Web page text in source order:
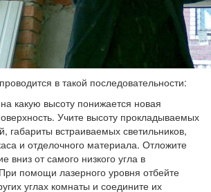
в такой последовательности:
какую высоту понижается новая
Учите высоту прокладываемых
габариты встраиваемых светильников,
и отделочного материала. Отложите
вниз от самого низкого угла в
помощи лазерного уровня отбейте
углах комнаты и соедините их